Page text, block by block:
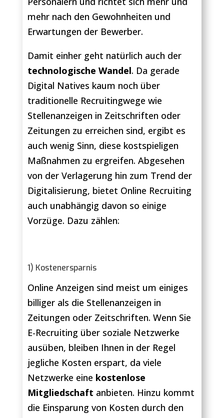
mehr nach den Gewohnheiten und
Erwartungen der Bewerber.
Damit einher geht natürlich auch der
technologische Wandel. Da gerade
Digital Natives kaum noch über
traditionelle Recruitingwege wie
Stellenanzeigen in Zeitschriften oder
Zeitungen zu erreichen sind, ergibt es
auch wenig Sinn, diese kostspieligen
Maßnahmen zu ergreifen. Abgesehen
von der Verlagerung hin zum Trend der
Digitalisierung, bietet Online Recruiting
auch unabhängig davon so einige
Vorzüge. Dazu zählen:
1) Kostenersparnis
Online Anzeigen sind meist um einiges
billiger als die Stellenanzeigen in
Zeitungen oder Zeitschriften. Wenn Sie
E-Recruiting über soziale Netzwerke
ausüben, bleiben Ihnen in der Regel
jegliche Kosten erspart, da viele
Netzwerke eine kostenlose
Mitgliedschaft anbieten. Hinzu kommt
die Einsparung von Kosten durch den